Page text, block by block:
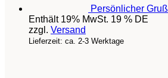
Persönlicher Gruß
Enthält 19% MwSt. 19 % DE
zzgl. Versand
Lieferzeit: ca. 2-3 Werktage